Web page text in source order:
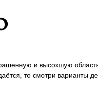
и высохшую
то смотри варианты